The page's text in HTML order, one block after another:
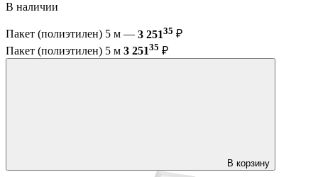
В наличии
Пакет (полиэтилен) 5 м — 3 25135 ₽
Пакет (полиэтилен) 5 м 3 25135 ₽
В корзину